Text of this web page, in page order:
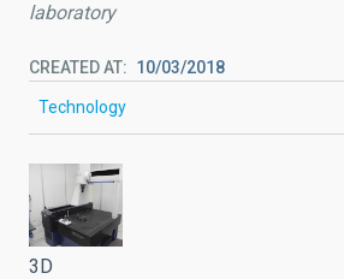
laboratory
CREATED AT 10/03/2018
Technology
3D